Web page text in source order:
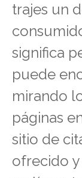
trajes un
significa
puede
mirando
páginas
sitio de
ofrecido